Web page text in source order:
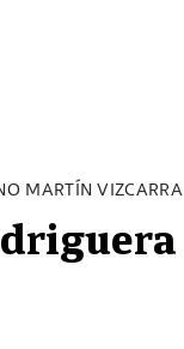
MARTÍN VIZCARRA